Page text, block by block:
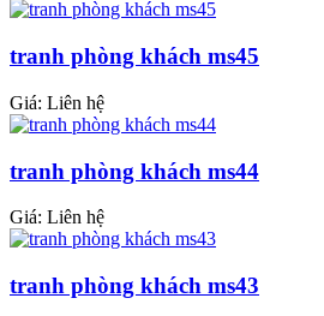
tranh phòng khách ms45
Giá: Liên hệ
tranh phòng khách ms44
Giá: Liên hệ
tranh phòng khách ms43